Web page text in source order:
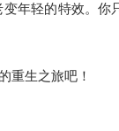
年轻的特效。
重生之旅吧！